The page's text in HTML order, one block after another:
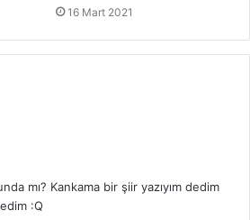
16 Mart 2021
mı? Kankama bir şiir yazıyım dedim
:Q